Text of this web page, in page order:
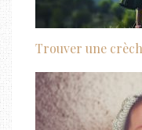
Trouver une